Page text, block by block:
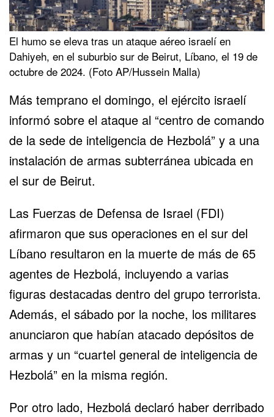
El humo se eleva tras un ataque aéreo israelí en
Dahiyeh, en el suburbio sur de Beirut, Líbano, el 19 de
octubre de 2024. (Foto AP/Hussein Malla)
Más temprano el domingo, el ejército israelí
informó sobre el ataque al “centro de comando
de la sede de inteligencia de Hezbolá” y a una
instalación de armas subterránea ubicada en
el sur de Beirut.
Las Fuerzas de Defensa de Israel (FDI)
afirmaron que sus operaciones en el sur del
Líbano resultaron en la muerte de más de 65
agentes de Hezbolá, incluyendo a varias
figuras destacadas dentro del grupo terrorista.
Además, el sábado por la noche, los militares
anunciaron que habían atacado depósitos de
armas y un “cuartel general de inteligencia de
Hezbolá” en la misma región.
Por otro lado, Hezbolá declaró haber derribado